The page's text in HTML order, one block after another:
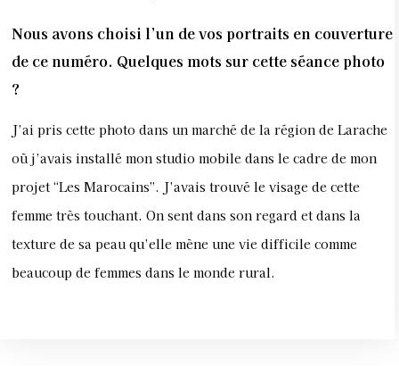
Nous avons choisi l’un de vos portraits en couverture
de ce numéro. Quelques mots sur cette séance photo
?
J’ai pris cette photo dans un marché de la région de Larache
où j’avais installé mon studio mobile dans le cadre de mon
projet “Les Marocains”. J’avais trouvé le visage de cette
femme très touchant. On sent dans son regard et dans la
texture de sa peau qu’elle mène une vie difficile comme
beaucoup de femmes dans le monde rural.